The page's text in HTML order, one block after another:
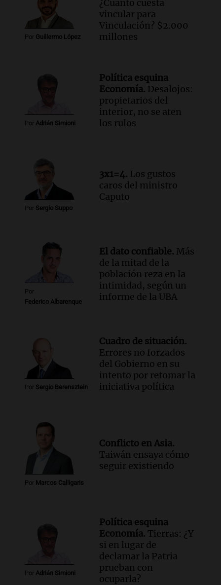
Episodios
Audio.
Solicitan quiebra de Lebron
Group en medio de una investigación
Audio. Detienen a pareja en Alderete por
venta de medicamentos controlados
mediante delivery
Panorama Federal
Episodios
económicos y sociales
Panorama Federal
Episodios
Por Guillermo López
¿Cuánto cuesta
vincular para
Vinculación? $2.000
millones
Por Adrián Simioni
Política esquina
Economía. Desalojos:
propietarios del
interior, no se aten
los rulos
Por Sergio Suppo
3x1=4. Los gustos
caros del ministro
Caputo
Por
Federico Albarenque
El dato confiable. Más
de la mitad de la
población reza en la
intimidad, según un
informe de la UBA
Por Sergio Berensztein
Cuadro de situación.
Errores no forzados
del Gobierno en su
intento por retomar la
iniciativa política
Por Marcos Calligaris
Conflicto en Asia.
Taiwán ensaya cómo
seguir existiendo
Por Adrián Simioni
Política esquina
Economía. Tierras: ¿Y
si en lugar de
declamar la Patria
prueban con
ocuparla?